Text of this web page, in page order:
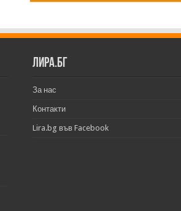
Лира.бг
За нас
Контакти
Lira.bg във Facebook